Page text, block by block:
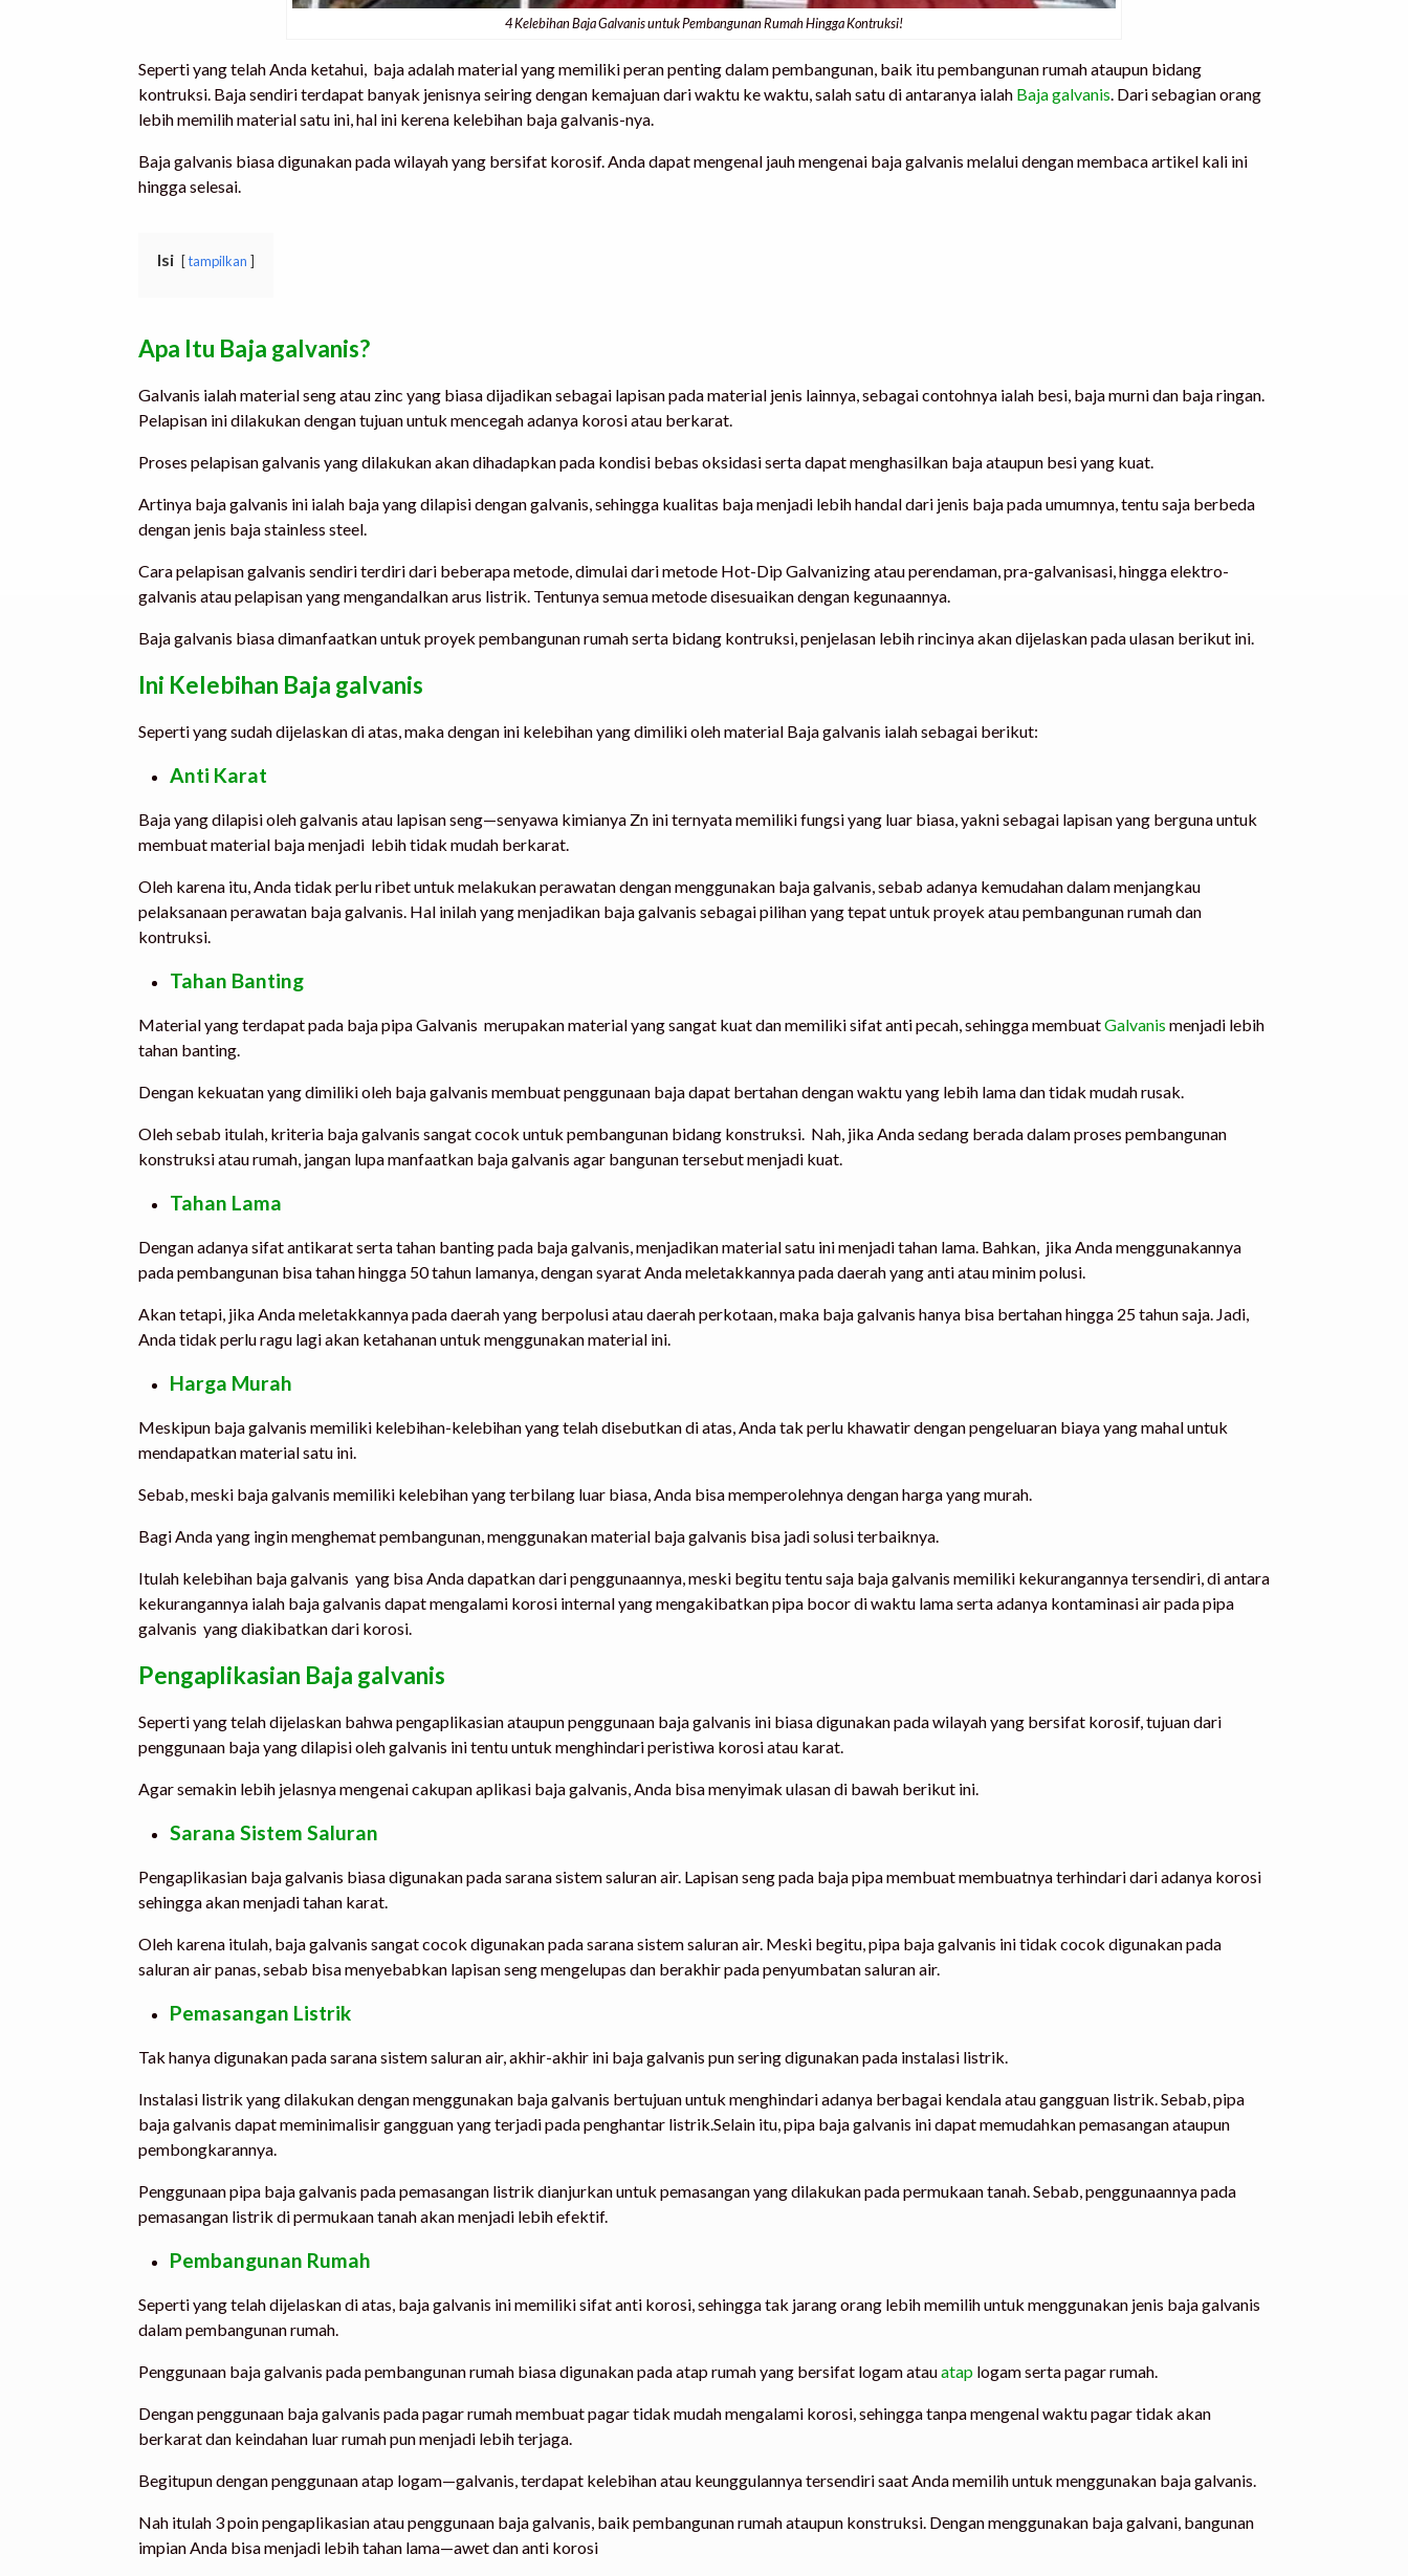
4 Kelebihan Baja Galvanis untuk Pembangunan Rumah Hingga Kontruksi!
Seperti yang telah Anda ketahui, baja adalah material yang memiliki peran penting dalam pembangunan, baik itu pembangunan rumah ataupun bidang
kontruksi. Baja sendiri terdapat banyak jenisnya seiring dengan kemajuan dari waktu ke waktu, salah satu di antaranya ialah Baja galvanis. Dari sebagian orang
lebih memilih material satu ini, hal ini kerena kelebihan baja galvanis-nya.
Baja galvanis biasa digunakan pada wilayah yang bersifat korosif. Anda dapat mengenal jauh mengenai baja galvanis melalui dengan membaca artikel kali ini
hingga selesai.
Isi tampilkan
Apa Itu Baja galvanis?
Galvanis ialah material seng atau zinc yang biasa dijadikan sebagai lapisan pada material jenis lainnya, sebagai contohnya ialah besi, baja murni dan baja ringan.
Pelapisan ini dilakukan dengan tujuan untuk mencegah adanya korosi atau berkarat.
Proses pelapisan galvanis yang dilakukan akan dihadapkan pada kondisi bebas oksidasi serta dapat menghasilkan baja ataupun besi yang kuat.
Artinya baja galvanis ini ialah baja yang dilapisi dengan galvanis, sehingga kualitas baja menjadi lebih handal dari jenis baja pada umumnya, tentu saja berbeda
dengan jenis baja stainless steel.
Cara pelapisan galvanis sendiri terdiri dari beberapa metode, dimulai dari metode Hot-Dip Galvanizing atau perendaman, pra-galvanisasi, hingga elektro-
galvanis atau pelapisan yang mengandalkan arus listrik. Tentunya semua metode disesuaikan dengan kegunaannya.
Baja galvanis biasa dimanfaatkan untuk proyek pembangunan rumah serta bidang kontruksi, penjelasan lebih rincinya akan dijelaskan pada ulasan berikut ini.
Ini Kelebihan Baja galvanis
Seperti yang sudah dijelaskan di atas, maka dengan ini kelebihan yang dimiliki oleh material Baja galvanis ialah sebagai berikut:
Anti Karat
Baja yang dilapisi oleh galvanis atau lapisan seng—senyawa kimianya Zn ini ternyata memiliki fungsi yang luar biasa, yakni sebagai lapisan yang berguna untuk
membuat material baja menjadi lebih tidak mudah berkarat.
Oleh karena itu, Anda tidak perlu ribet untuk melakukan perawatan dengan menggunakan baja galvanis, sebab adanya kemudahan dalam menjangkau
pelaksanaan perawatan baja galvanis. Hal inilah yang menjadikan baja galvanis sebagai pilihan yang tepat untuk proyek atau pembangunan rumah dan
kontruksi.
Tahan Banting
Material yang terdapat pada baja pipa Galvanis merupakan material yang sangat kuat dan memiliki sifat anti pecah, sehingga membuatGalvanis menjadi lebih
tahan banting.
Dengan kekuatan yang dimiliki oleh baja galvanis membuat penggunaan baja dapat bertahan dengan waktu yang lebih lama dan tidak mudah rusak.
Oleh sebab itulah, kriteria baja galvanis sangat cocok untuk pembangunan bidang konstruksi. Nah, jika Anda sedang berada dalam proses pembangunan
konstruksi atau rumah, jangan lupa manfaatkan baja galvanis agar bangunan tersebut menjadi kuat.
Tahan Lama
Dengan adanya sifat antikarat serta tahan banting pada baja galvanis, menjadikan material satu ini menjadi tahan lama. Bahkan, jika Anda menggunakannya
pada pembangunan bisa tahan hingga 50 tahun lamanya, dengan syarat Anda meletakkannya pada daerah yang anti atau minim polusi.
Akan tetapi, jika Anda meletakkannya pada daerah yang berpolusi atau daerah perkotaan, maka baja galvanis hanya bisa bertahan hingga 25 tahun saja. Jadi,
Anda tidak perlu ragu lagi akan ketahanan untuk menggunakan material ini.
Harga Murah
Meskipun baja galvanis memiliki kelebihan-kelebihan yang telah disebutkan di atas, Anda tak perlu khawatir dengan pengeluaran biaya yang mahal untuk
mendapatkan material satu ini.
Sebab, meski baja galvanis memiliki kelebihan yang terbilang luar biasa, Anda bisa memperolehnya dengan harga yang murah.
Bagi Anda yang ingin menghemat pembangunan, menggunakan material baja galvanis bisa jadi solusi terbaiknya.
Itulah kelebihan baja galvanis yang bisa Anda dapatkan dari penggunaannya, meski begitu tentu saja baja galvanis memiliki kekurangannya tersendiri, di antara
kekurangannya ialah baja galvanis dapat mengalami korosi internal yang mengakibatkan pipa bocor di waktu lama serta adanya kontaminasi air pada pipa
galvanis yang diakibatkan dari korosi.
Pengaplikasian Baja galvanis
Seperti yang telah dijelaskan bahwa pengaplikasian ataupun penggunaan baja galvanis ini biasa digunakan pada wilayah yang bersifat korosif, tujuan dari
penggunaan baja yang dilapisi oleh galvanis ini tentu untuk menghindari peristiwa korosi atau karat.
Agar semakin lebih jelasnya mengenai cakupan aplikasi baja galvanis, Anda bisa menyimak ulasan di bawah berikut ini.
Sarana Sistem Saluran
Pengaplikasian baja galvanis biasa digunakan pada sarana sistem saluran air. Lapisan seng pada baja pipa membuat membuatnya terhindari dari adanya korosi
sehingga akan menjadi tahan karat.
Oleh karena itulah, baja galvanis sangat cocok digunakan pada sarana sistem saluran air. Meski begitu, pipa baja galvanis ini tidak cocok digunakan pada
saluran air panas, sebab bisa menyebabkan lapisan seng mengelupas dan berakhir pada penyumbatan saluran air.
Pemasangan Listrik
Tak hanya digunakan pada sarana sistem saluran air, akhir-akhir ini baja galvanis pun sering digunakan pada instalasi listrik.
Instalasi listrik yang dilakukan dengan menggunakan baja galvanis bertujuan untuk menghindari adanya berbagai kendala atau gangguan listrik. Sebab, pipa
baja galvanis dapat meminimalisir gangguan yang terjadi pada penghantar listrik.Selain itu, pipa baja galvanis ini dapat memudahkan pemasangan ataupun
pembongkarannya.
Penggunaan pipa baja galvanis pada pemasangan listrik dianjurkan untuk pemasangan yang dilakukan pada permukaan tanah. Sebab, penggunaannya pada
pemasangan listrik di permukaan tanah akan menjadi lebih efektif.
Pembangunan Rumah
Seperti yang telah dijelaskan di atas, baja galvanis ini memiliki sifat anti korosi, sehingga tak jarang orang lebih memilih untuk menggunakan jenis baja galvanis
dalam pembangunan rumah.
Penggunaan baja galvanis pada pembangunan rumah biasa digunakan pada atap rumah yang bersifat logam atauatap logam serta pagar rumah.
Dengan penggunaan baja galvanis pada pagar rumah membuat pagar tidak mudah mengalami korosi, sehingga tanpa mengenal waktu pagar tidak akan
berkarat dan keindahan luar rumah pun menjadi lebih terjaga.
Begitupun dengan penggunaan atap logam—galvanis, terdapat kelebihan atau keunggulannya tersendiri saat Anda memilih untuk menggunakan baja galvanis.
Nah itulah 3 poin pengaplikasian atau penggunaan baja galvanis, baik pembangunan rumah ataupun konstruksi. Dengan menggunakan baja galvani, bangunan
impian Anda bisa menjadi lebih tahan lama—awet dan anti korosi